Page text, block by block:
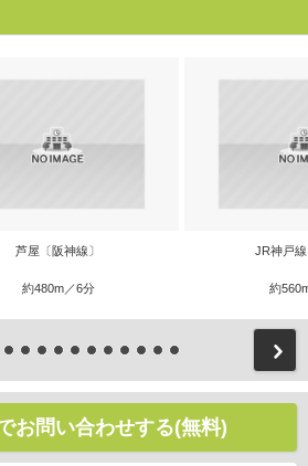
芦屋〔阪神線〕
約480m／6分
JR神戸
約
お問い合わせする(無料)